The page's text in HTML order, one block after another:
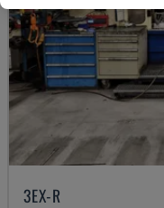
3EX-R